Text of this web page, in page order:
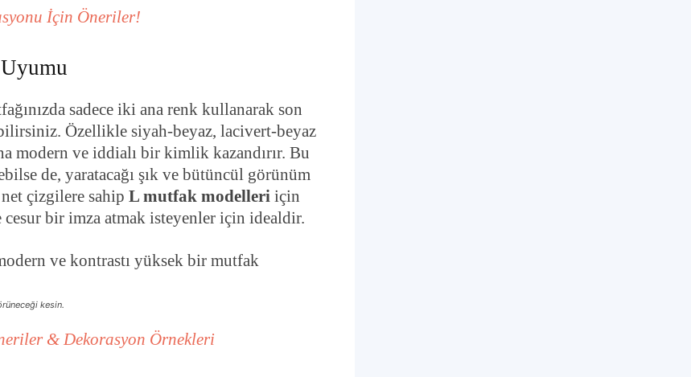
İçin Öneriler!
sadece iki ana renk kullanarak son
Özellikle siyah-beyaz, lacivert-beyaz
modern ve iddialı bir kimlik kazandırır. Bu
de, yaratacağı şık ve bütüncül görünüm
çizgilere sahip L mutfak modelleri için
cesur bir imza atmak isteyenler için idealdir.
kesin.
& Dekorasyon Örnekleri